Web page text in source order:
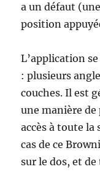
a un défaut
position
L’application
: plusieurs
couches. Il est
une manière de
accès à toute la
cas de ce
sur le dos, et